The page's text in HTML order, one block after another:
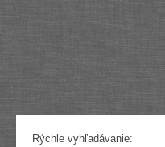
Výpočtová technika
Výroba
Rýchle vyhľadávanie: